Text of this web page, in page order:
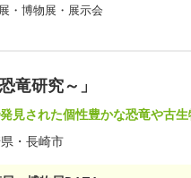
・博物展・展示会
竜研究～」
見された個性豊かな恐竜や古
・長崎市